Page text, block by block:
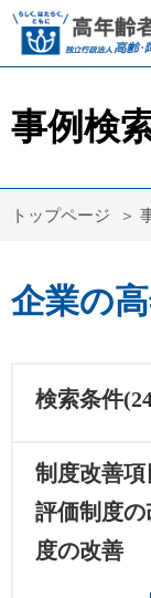
事例検
トップページ
企業の
検索条件
制度改善
評価制度
度の改善